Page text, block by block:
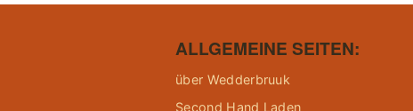
ALLGEMEINE SEITEN:
über Wedderbruuk
Second Hand Laden